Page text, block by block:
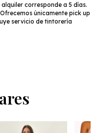
corresponde a 5 días.
únicamente pick up
servicio de tintorería